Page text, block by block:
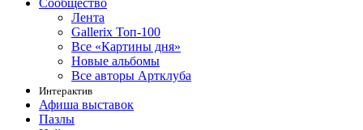
Сообщество
Лента
Gallerix Топ-100
Все «Картины дня»
Новые альбомы
Все авторы Артклуба
Интерактив
Афиша выставок
Пазлы